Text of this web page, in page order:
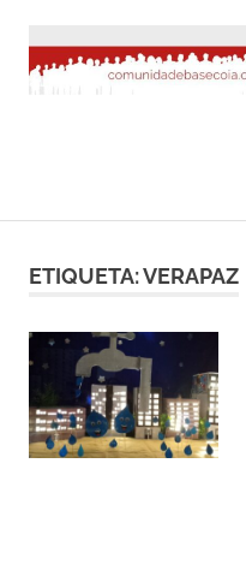
contenido
ETIQUETA:VERAPAZ